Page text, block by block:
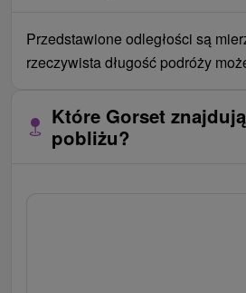
Przedstawione odległości są
rzeczywista długość podróży
Które Gorset
pobliżu?